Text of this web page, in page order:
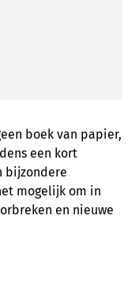
boek van papier,
een kort
bijzondere
mogelijk om in
en nieuwe